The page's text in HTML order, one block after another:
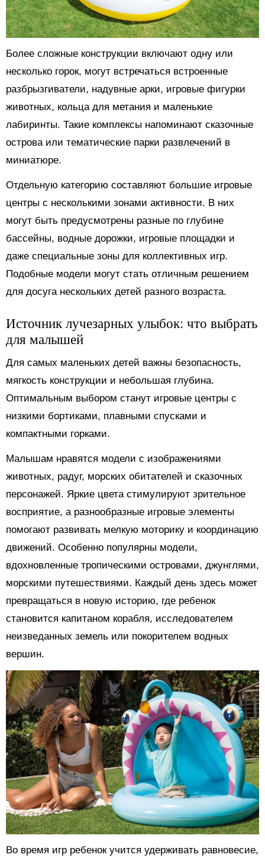
Более сложные конструкции включают одну или
несколько горок, могут встречаться встроенные
разбрызгиватели, надувные арки, игровые фигурки
животных, кольца для метания и маленькие
лабиринты. Такие комплексы напоминают сказочные
острова или тематические парки развлечений в
миниатюре.
Отдельную категорию составляют большие игровые
центры с несколькими зонами активности. В них
могут быть предусмотрены разные по глубине
бассейны, водные дорожки, игровые площадки и
даже специальные зоны для коллективных игр.
Подобные модели могут стать отличным решением
для досуга нескольких детей разного возраста.
Источник лучезарных улыбок: что выбрать
для малышей
Для самых маленьких детей важны безопасность,
мягкость конструкции и небольшая глубина.
Оптимальным выбором станут игровые центры с
низкими бортиками, плавными спусками и
компактными горками.
Малышам нравятся модели с изображениями
животных, радуг, морских обитателей и сказочных
персонажей. Яркие цвета стимулируют зрительное
восприятие, а разнообразные игровые элементы
помогают развивать мелкую моторику и координацию
движений. Особенно популярны модели,
вдохновленные тропическими островами, джунглями,
морскими путешествиями. Каждый день здесь может
превращаться в новую историю, где ребенок
становится капитаном корабля, исследователем
неизведанных земель или покорителем водных
вершин.
Во время игр ребенок учится удерживать равновесие,